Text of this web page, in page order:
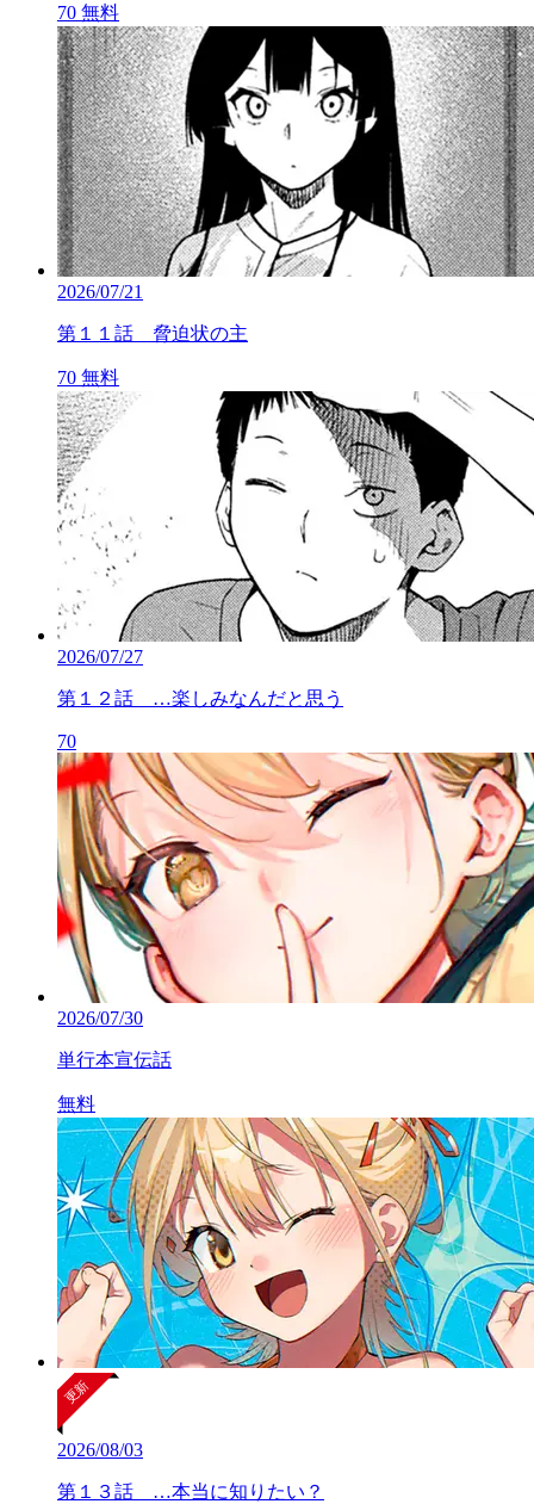
70 無料
2026/07/21
第１１話 脅迫状の主
70 無料
2026/07/27
第１２話 …楽しみなんだと思う
70
2026/07/30
単行本宣伝話
無料
2026/08/03
第１３話 …本当に知りたい？